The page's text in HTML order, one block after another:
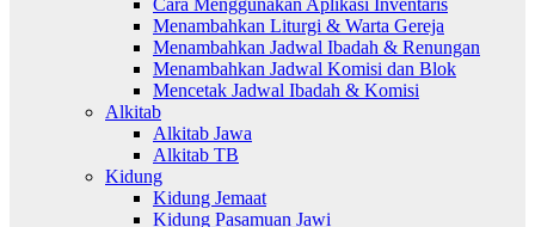
Cara Menggunakan Aplikasi Inventaris
Menambahkan Liturgi & Warta Gereja
Menambahkan Jadwal Ibadah & Renungan
Menambahkan Jadwal Komisi dan Blok
Mencetak Jadwal Ibadah & Komisi
Alkitab
Alkitab Jawa
Alkitab TB
Kidung
Kidung Jemaat
Kidung Pasamuan Jawi